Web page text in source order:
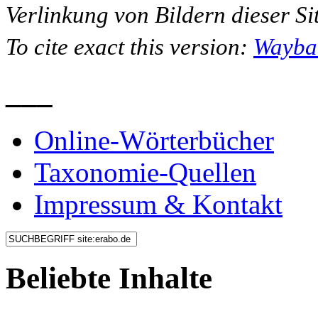
Verlinkung von Bildern dieser
To cite exact this version:
Online-Wörterbücher
Taxonomie-Quellen
Impressum & Kontakt
Beliebte Inhalte